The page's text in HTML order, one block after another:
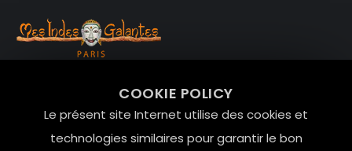
COOKIE POLICY
Le présent site Internet utilise des cookies et
technologies similaires pour garantir le bon
Le Marais, 75004 Paris
contact@mesindesgalantes.com